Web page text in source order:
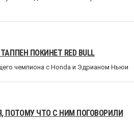
ПОКИНЕТ RED BULL
чемпиона с Honda и Эдрианом Ньюи
ПОТОМУ ЧТО С НИМ ПОГОВОРИЛИ